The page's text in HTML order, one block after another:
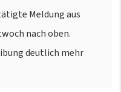
Meldung aus
nach oben.
deutlich mehr